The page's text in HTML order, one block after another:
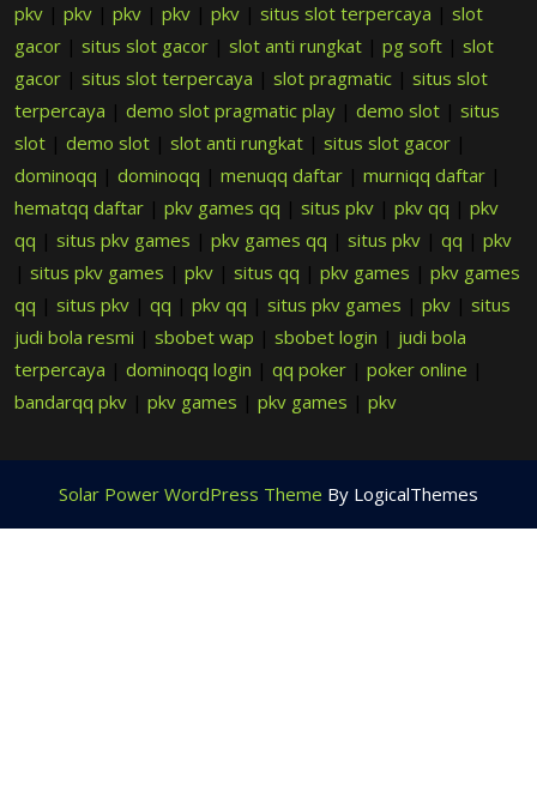
pkv | pkv | pkv | pkv | pkv | situs slot terpercaya | slot
gacor | situs slot gacor | slot anti rungkat | pg soft | slot
gacor | situs slot terpercaya | slot pragmatic | situs slot
terpercaya | demo slot pragmatic play | demo slot | situs
slot | demo slot | slot anti rungkat | situs slot gacor |
dominoqq | dominoqq | menuqq daftar | murniqq daftar |
hematqq daftar | pkv games qq | situs pkv | pkv qq | pkv
qq | situs pkv games | pkv games qq | situs pkv | qq | pkv
| situs pkv games | pkv | situs qq | pkv games | pkv games
qq | situs pkv | qq | pkv qq | situs pkv games | pkv | situs
judi bola resmi | sbobet wap | sbobet login | judi bola
terpercaya | dominoqq login | qq poker | poker online |
bandarqq pkv | pkv games | pkv games | pkv
Solar Power WordPress Theme By LogicalThemes